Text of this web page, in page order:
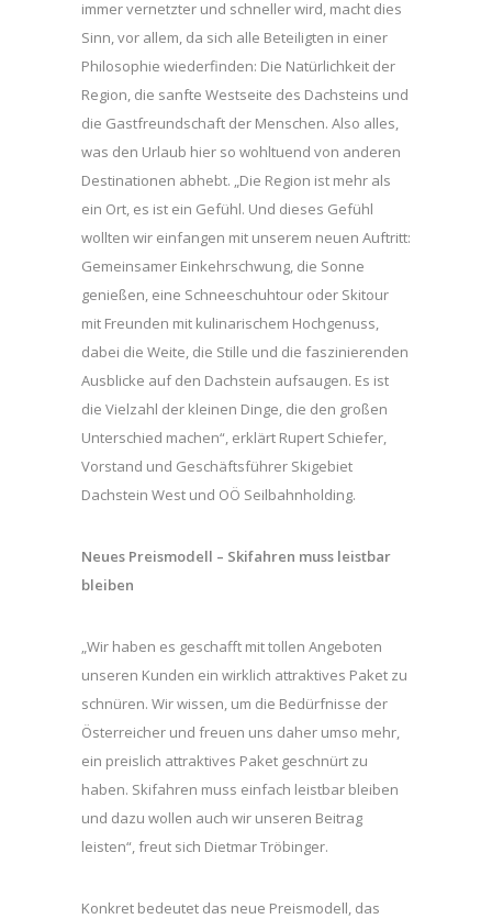
immer vernetzter und schneller wird, macht dies
Sinn, vor allem, da sich alle Beteiligten in einer
Philosophie wiederfinden: Die Natürlichkeit der
Region, die sanfte Westseite des Dachsteins und
die Gastfreundschaft der Menschen. Also alles,
was den Urlaub hier so wohltuend von anderen
Destinationen abhebt. „Die Region ist mehr als
ein Ort, es ist ein Gefühl. Und dieses Gefühl
wollten wir einfangen mit unserem neuen Auftritt:
Gemeinsamer Einkehrschwung, die Sonne
genießen, eine Schneeschuhtour oder Skitour
mit Freunden mit kulinarischem Hochgenuss,
dabei die Weite, die Stille und die faszinierenden
Ausblicke auf den Dachstein aufsaugen. Es ist
die Vielzahl der kleinen Dinge, die den großen
Unterschied machen“, erklärt Rupert Schiefer,
Vorstand und Geschäftsführer Skigebiet
Dachstein West und OÖ Seilbahnholding.
Neues Preismodell – Skifahren muss leistbar
bleiben
„Wir haben es geschafft mit tollen Angeboten
unseren Kunden ein wirklich attraktives Paket zu
schnüren. Wir wissen, um die Bedürfnisse der
Österreicher und freuen uns daher umso mehr,
ein preislich attraktives Paket geschnürt zu
haben. Skifahren muss einfach leistbar bleiben
und dazu wollen auch wir unseren Beitrag
leisten“, freut sich Dietmar Tröbinger.
Konkret bedeutet das neue Preismodell, das